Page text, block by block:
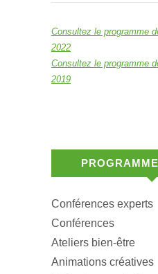
Consultez le programme
2022
Consultez le programme
2019
Conférences experts
Conférences
Ateliers bien-être
Animations créatives